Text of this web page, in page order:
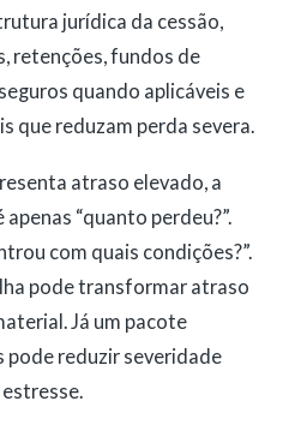
jurídica da cessão,
retenções, fundos de
quando aplicáveis e
que reduzam perda severa.
atraso elevado, a
“quanto perdeu?”.
com quais condições?”.
pode transformar atraso
Já um pacote
reduzir severidade